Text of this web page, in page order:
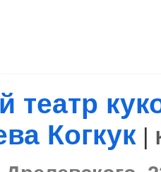
театр
Когкук